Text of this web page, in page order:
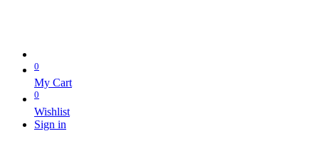
0
My Cart
0
Wishlist
Sign in